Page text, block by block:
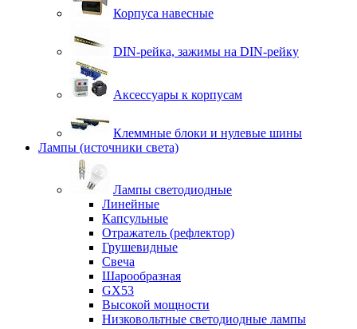
Корпуса навесные
DIN-рейка, зажимы на DIN-рейку
Аксессуары к корпусам
Клеммные блоки и нулевые шины
Лампы (источники света)
Лампы светодиодные
Линейные
Капсульные
Отражатель (рефлектор)
Грушевидные
Свеча
Шарообразная
GX53
Высокой мощности
Низковольтные светодиодные лампы